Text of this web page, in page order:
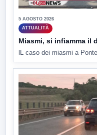
5 AGOSTO 2026
ATTUALITÀ
Miasmi, si infiamma il
lL caso dei miasmi a